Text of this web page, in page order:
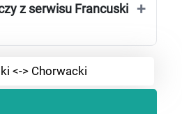
z serwisu Francuski
<-> Chorwacki